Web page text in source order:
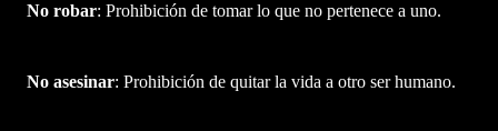
No robar: Prohibición de tomar lo que no pertenece a uno.
No asesinar: Prohibición de quitar la vida a otro ser humano.